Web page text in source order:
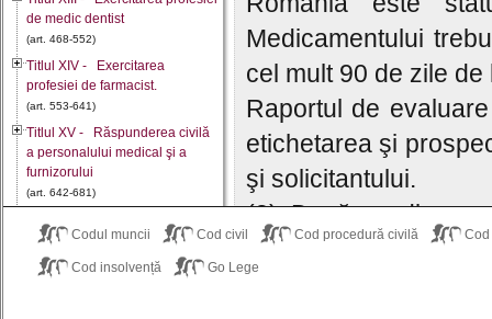
de medic dentist
(art. 468-552)
Titlul XIV - Exercitarea
profesiei de farmacist.
(art. 553-641)
Titlul XV - Răspunderea civilă
a personalului medical şi a
furnizorului
(art. 642-681)
organizarea şi funcţionarea
Şcolii Naţionale de
(art. 682-694)
Medicamentului
cel mult 90 de zile
Raportul de
etichetarea şi
şi solicitantului.
(3) Dacă
momentul
cazul în care
Codul muncii Cod civil Cod procedură civilă
Cod insolvență Go Lege